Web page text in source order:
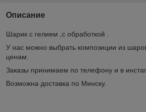
Описание
Шарик с гелием ,с обработкой .
У нас можно выбрать композиции из
ценам.
Заказы принимаем по телефону и в
Возможна доставка по Минску.